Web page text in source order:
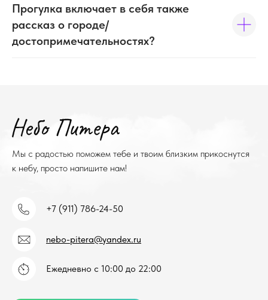
Прогулка включает в себя также
рассказ о городе/
достопримечательностях?
Мы с радостью поможем тебе и твоим близким прикоснутся
к небу, просто напишите нам!
Контакты
+7 (911) 786-24-50
nebo-pitera@yandex.ru
Ежедневно с 10:00 до 22:00